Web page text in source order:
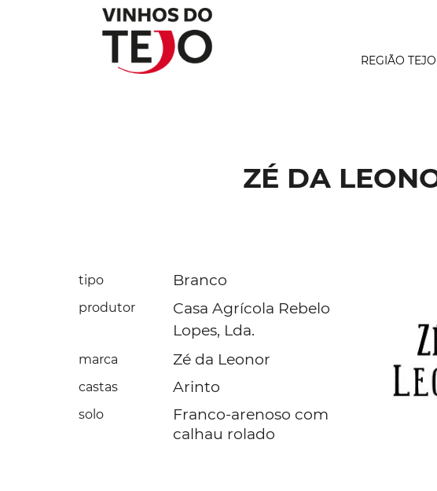
REGIÃO TEJO
ZÉ DA
tipo Branco
produtor
Casa Agrícola Rebelo
Lopes, Lda.
marca Zé da Leonor
castas Arinto
solo
Franco-arenoso com
calhau rolado